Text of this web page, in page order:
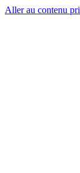
Aller au contenu